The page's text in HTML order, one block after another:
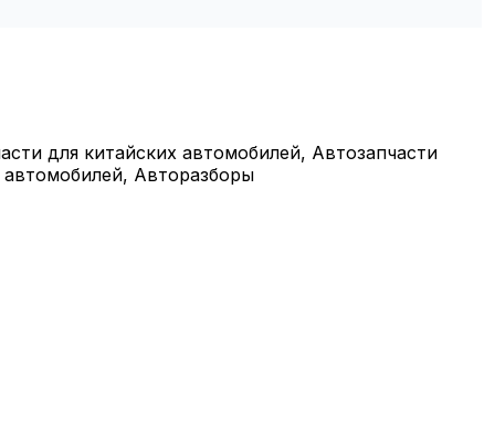
для китайских автомобилей, Автозапчасти
автомобилей, Авторазборы